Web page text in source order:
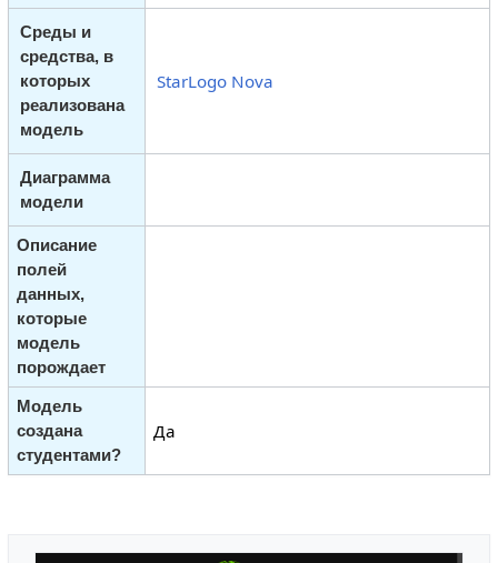
Среды и
средства, в
которых
реализована
модель
StarLogo Nova
Диаграмма
модели
Описание
полей
данных,
которые
модель
порождает
Модель
создана
студентами?
Да